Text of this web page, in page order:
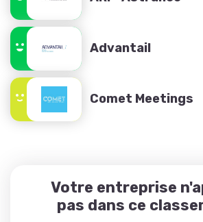
Advantail
Comet Meetings
Votre entreprise
pas dans ce